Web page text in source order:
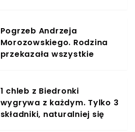
Pogrzeb Andrzeja
Morozowskiego. Rodzina
przekazała wszystkie
1 chleb z Biedronki
wygrywa z każdym. Tylko 3
składniki, naturalniej się